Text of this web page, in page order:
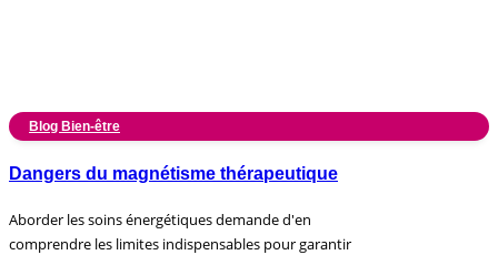
Blog Bien-être
Dangers du magnétisme thérapeutique
Aborder les soins énergétiques demande d'en
comprendre les limites indispensables pour garantir